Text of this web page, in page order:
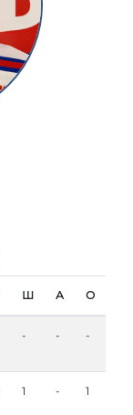
Ш А О
- - -
1 - 1